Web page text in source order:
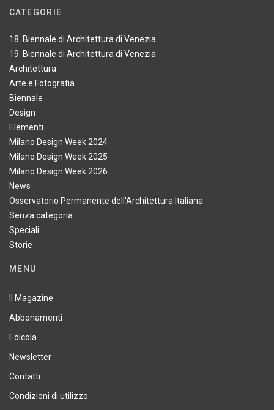
CATEGORIE
18. Biennale di Architettura di Venezia
19. Biennale di Architettura di Venezia
Architettura
Arte e Fotografia
Biennale
Design
Elementi
Milano Design Week 2024
Milano Design Week 2025
Milano Design Week 2026
News
Osservatorio Permanente dell'Architettura Italiana
Senza categoria
Speciali
Storie
MENU
Il Magazine
Abbonamenti
Edicola
Newsletter
Contatti
Condizioni di utilizzo